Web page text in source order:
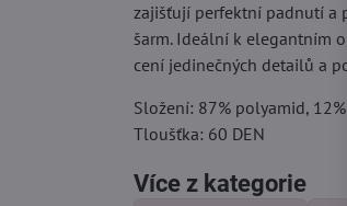
zajišťují perfektní padnutí a
šarm. Ideální k elegantním
cení jedinečných detailů a
Složení: 87% polyamid,
Tloušťka: 60 DEN
Více z kategorie